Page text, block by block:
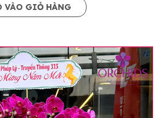
VÀO GIỎ HÀNG